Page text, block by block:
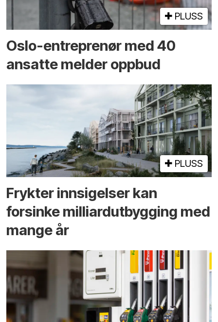
PLUSS
Oslo-entreprenør med 40
ansatte melder oppbud
PLUSS
Frykter innsigelser kan
forsinke milliard­utbygging med
mange år